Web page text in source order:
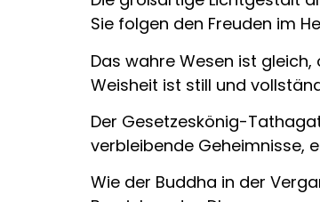
Sie folgen den Freuden im
Das wahre Wesen ist
Weisheit ist still und
Der Gesetzeskönig-
verbleibende Geheimnisse,
Wie der Buddha in der